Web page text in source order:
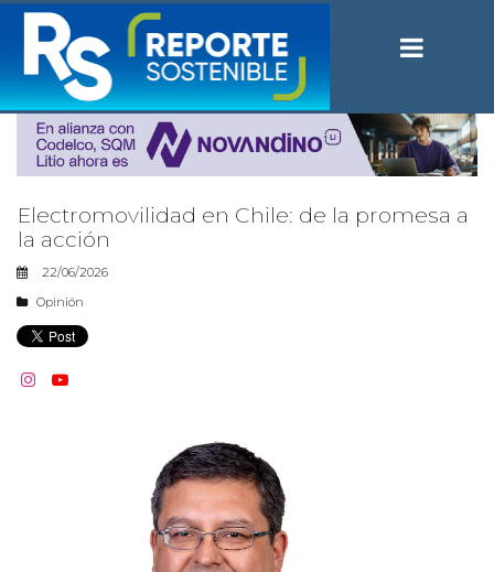
Electromovilidad en Chile: de la promesa a
la acción
22/06/2026
Opinión
 